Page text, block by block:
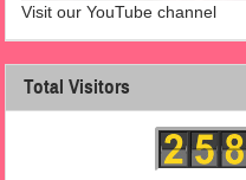
Visit our YouTube channel
Total Visitors